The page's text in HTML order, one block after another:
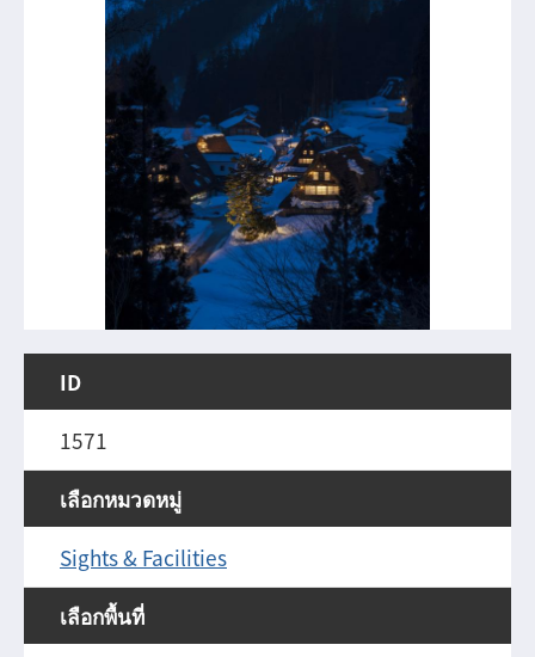
ID
1571
เลือกหมวดหมู่
Sights & Facilities
เลือกพื้นที่